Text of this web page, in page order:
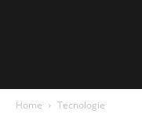
Home Tecnologie